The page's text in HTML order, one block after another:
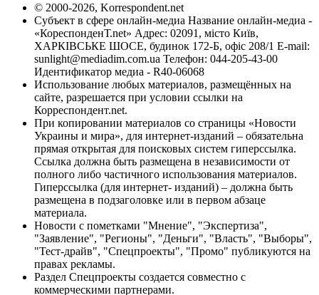
© 2000-2026, Korrespondent.net
Субъект в сфере онлайн-медиа Название онлайн-медиа -
«КореспонденТ.net» Адрес: 02091, місто Київ,
ХАРКІВСЬКЕ ШОСЕ, будинок 172-Б, офіс 208/1 E-mail:
sunlight@mediadim.com.ua Телефон: 044-205-43-00
Идентификатор медиа - R40-06068
Использование любых материалов, размещённых на
сайте, разрешается при условии ссылки на
Корреспондент.net.
При копировании материалов со страницы «Новости
Украины и мира», для интернет-изданий – обязательна
прямая открытая для поисковых систем гиперссылка.
Ссылка должна быть размещена в независимости от
полного либо частичного использования материалов.
Гиперссылка (для интернет- изданий) – должна быть
размещена в подзаголовке или в первом абзаце
материала.
Новости с пометками "Мнение", "Экспертиза",
"Заявление", "Регионы", "Деньги", "Власть", "Выборы",
"Тест-драйв", "Спецпроекты", "Промо" публикуются на
правах рекламы.
Раздел Спецпроекты создается совместно с
коммерческими партнерами.